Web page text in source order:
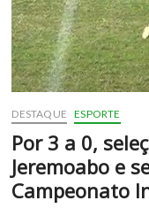
seleção
euclidense
DESTAQUE ESPORTE
Por 3 a 0,
Jeremoabo e
Campeonato